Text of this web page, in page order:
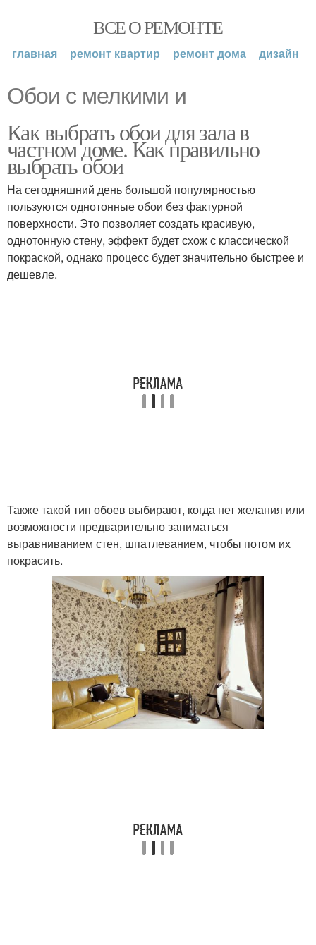
ВСЕ О РЕМОНТЕ
главная ремонт квартир ремонт дома дизайн
Обои с мелкими и
Как выбрать обои для зала в
частном доме. Как правильно
выбрать обои
На сегодняшний день большой популярностью
пользуются однотонные обои без фактурной
поверхности. Это позволяет создать красивую,
однотонную стену, эффект будет схож с классической
покраской, однако процесс будет значительно быстрее и
дешевле.
Также такой тип обоев выбирают, когда нет желания или
возможности предварительно заниматься
выравниванием стен, шпатлеванием, чтобы потом их
покрасить.